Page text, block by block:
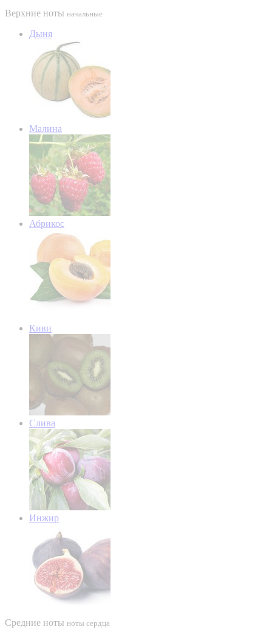
Верхние ноты начальные
Дыня
Малина
Абрикос
Киви
Слива
Инжир
Средние ноты ноты сердца